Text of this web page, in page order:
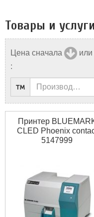
Товары и услуги
Цена сначала
или
:
Принтер
CLED Phoenix
5147999